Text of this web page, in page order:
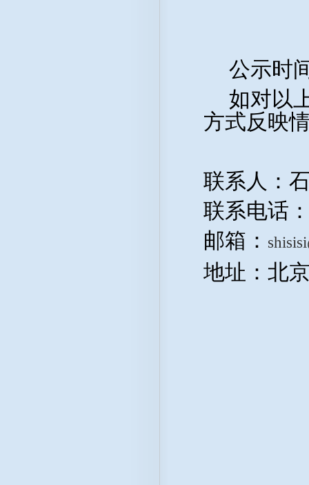
公示时
如对以
方式反映
联系人：
联系电话
邮箱：
地址：北